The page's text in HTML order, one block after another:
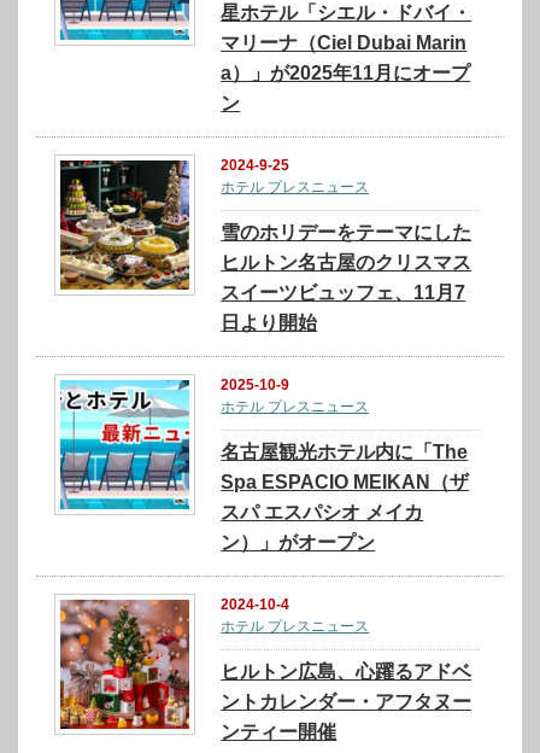
星ホテル「シエル・ドバイ・
マリーナ（Ciel Dubai Marin
a）」が2025年11月にオープ
ン
2024-9-25
ホテル プレスニュース
雪のホリデーをテーマにした
ヒルトン名古屋のクリスマス
スイーツビュッフェ、11月7
日より開始
2025-10-9
ホテル プレスニュース
名古屋観光ホテル内に「The
Spa ESPACIO MEIKAN（ザ
スパ エスパシオ メイカ
ン）」がオープン
2024-10-4
ホテル プレスニュース
ヒルトン広島、心躍るアドベ
ントカレンダー・アフタヌー
ンティー開催